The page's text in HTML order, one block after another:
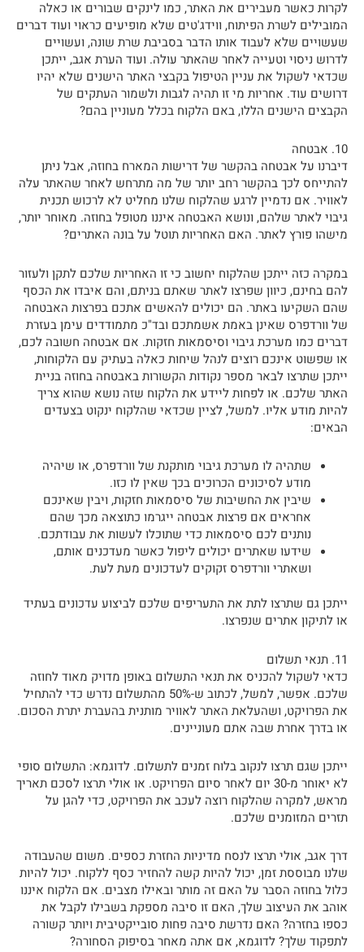
לקרות כאשר מעבירים את האתר, כמו לינקים שבורים או כאלה
המובילים לשרת הפיתוח, ווידג'טים שלא מופיעים כראוי ועוד דברים
שעשויים שלא לעבוד אותו הדבר בסביבת שרת שונה, ועשויים
לדרוש ניסוי וטעייה לאחר שהאתר עולה. ועוד הערת אגב, ייתכן
שכדאי לשקול את עניין הטיפול בקבצי האתר הישנים שלא יהיו
דרושים עוד. אחריות מי זו תהיה לגבות ולשמור העתקים של
הקבצים הישנים הללו, באם הלקוח בכלל מעוניין בהם?
10. אבטחה
דיברנו על אבטחה בהקשר של דרישות המארח בחוזה, אבל ניתן
להתייחס לכך בהקשר רחב יותר של מה מתרחש לאחר שהאתר עלה
לאוויר. אם נדמיין לרגע שהלקוח שלנו מחליט לא לרכוש תכנית
גיבוי לאתר שלהם, ונושא האבטחה איננו מטופל בחוזה. מאוחר יותר,
מישהו פורץ לאתר. האם האחריות תוטל על בונה האתרים?
במקרה כזה ייתכן שהלקוח יחשוב כי זו האחריות שלכם לתקן ולעזור
להם בחינם, כיוון שפרצו לאתר שאתם בניתם, והם איבדו את הכסף
שהם השקיעו באתר. הם יכולים להאשים אתכם בפרצות האבטחה
של וורדפרס שאינן באמת אשמתכם ובד"כ מתמודדים עימן בעזרת
דברים כמו מערכת גיבוי וסיסמאות חזקות. אם אבטחה חשובה לכם,
או שפשוט אינכם רוצים לנהל שיחות כאלה בעתיק עם הלקוחות,
ייתכן שתרצו לבאר מספר נקודות הקשורות באבטחה בחוזה בניית
האתר שלכם. או לפחות ליידע את הלקוח שזה נושא שהוא צריך
להיות מודע אליו. למשל, לציין שכדאי שהלקוח ינקוט בצעדים
הבאים:
שתהיה לו מערכת גיבוי מותקנת של וורדפרס, או שיהיה
מודע לסיכונים הכרוכים בכך שאין לו כזו.
שיבין את החשיבות של סיסמאות חזקות, ויבין שאינכם
אחראים אם פרצות אבטחה ייגרמו כתוצאה מכך שהם
נותנים לכם סיסמאות כדי שתוכלו לעשות את עבודתכם.
שידעו שאתרים יכולים ליפול כאשר מעדכנים אותם,
ושאתרי וורדפרס זקוקים לעדכונים מעת לעת.
ייתכן גם שתרצו לתת את התעריפים שלכם לביצוע עדכונים בעתיד
או לתיקון אתרים שנפרצו.
11. תנאי תשלום
כדאי לשקול להכניס את תנאי התשלום באופן מדויק מאוד לחוזה
שלכם. אפשר, למשל, לכתוב ש-50% מהתשלום נדרש כדי להתחיל
את הפרויקט, ושהעלאת האתר לאוויר מותנית בהעברת יתרת הסכום.
או בדרך אחרת שבה אתם מעוניינים.
ייתכן שגם תרצו לנקוב בלוח זמנים לתשלום. לדוגמא: התשלום סופי
לא יאוחר מ-30 יום לאחר סיום הפרויקט. או אולי תרצו לסכם תאריך
מראש, למקרה שהלקוח רוצה לעכב את הפרויקט, כדי להגן על
תזרים המזומנים שלכם.
דרך אגב, אולי תרצו לנסח מדיניות החזרת כספים. משום שהעבודה
שלנו מבוססת זמן, יכול להיות קשה להחזיר כסף ללקוח. יכול להיות
כלול בחוזה הסבר על האם זה מותר ובאילו מצבים. אם הלקוח איננו
אוהב את העיצוב שלך, האם זו סיבה מספקת בשבילו לקבל את
כספו בחזרה? האם נדרשת סיבה פחות סובייקטיבית ויותר קשורה
לתפקוד שלך? לדוגמא, אם אתה מאחר בסיפוק הסחורה?